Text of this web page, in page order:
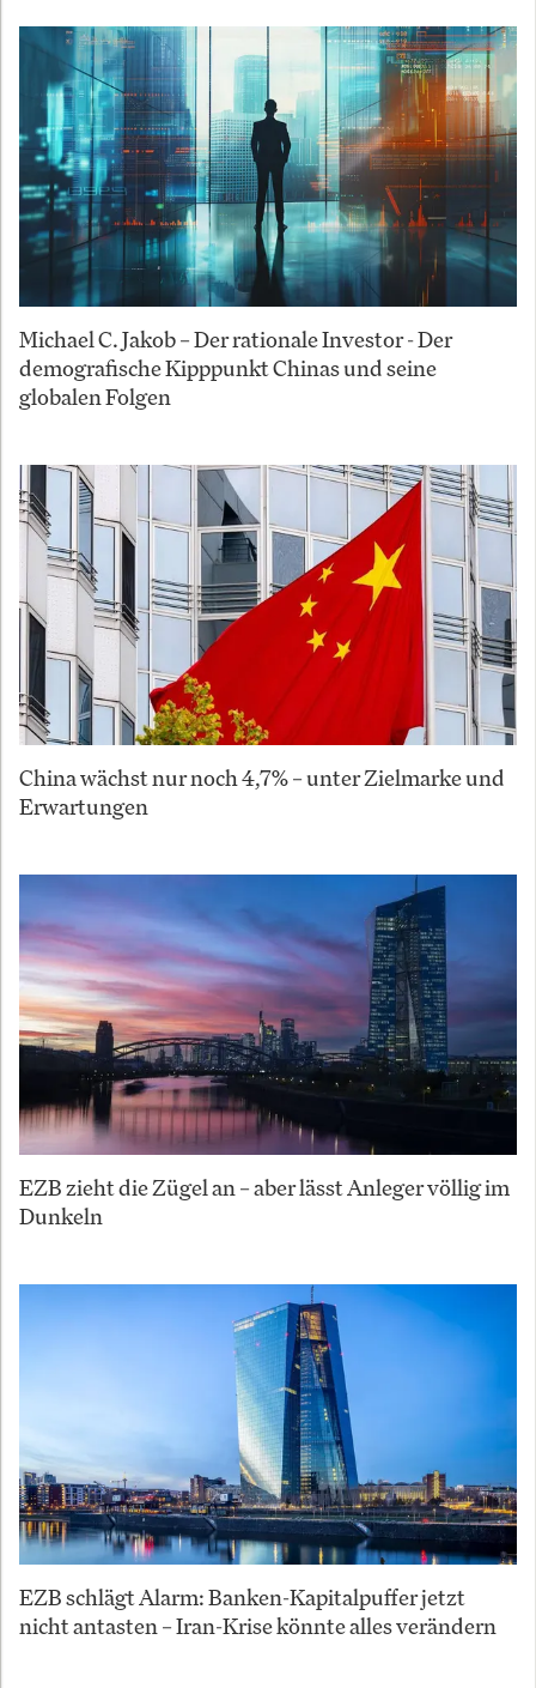
Michael C. Jakob – Der rationale Investor - Der
demografische Kipppunkt Chinas und seine
globalen Folgen
China wächst nur noch 4,7% – unter Zielmarke und
Erwartungen
EZB zieht die Zügel an – aber lässt Anleger völlig im
Dunkeln
EZB schlägt Alarm: Banken-Kapitalpuffer jetzt
nicht antasten – Iran-Krise könnte alles verändern